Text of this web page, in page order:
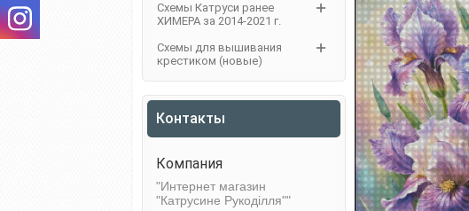
Схемы Катруси ранее
ХИМЕРА за 2014-2021 г.
Схемы для вышивания
крестиком (новые)
Контакты
Интернет магазин
"Катрусине Рукоділля"